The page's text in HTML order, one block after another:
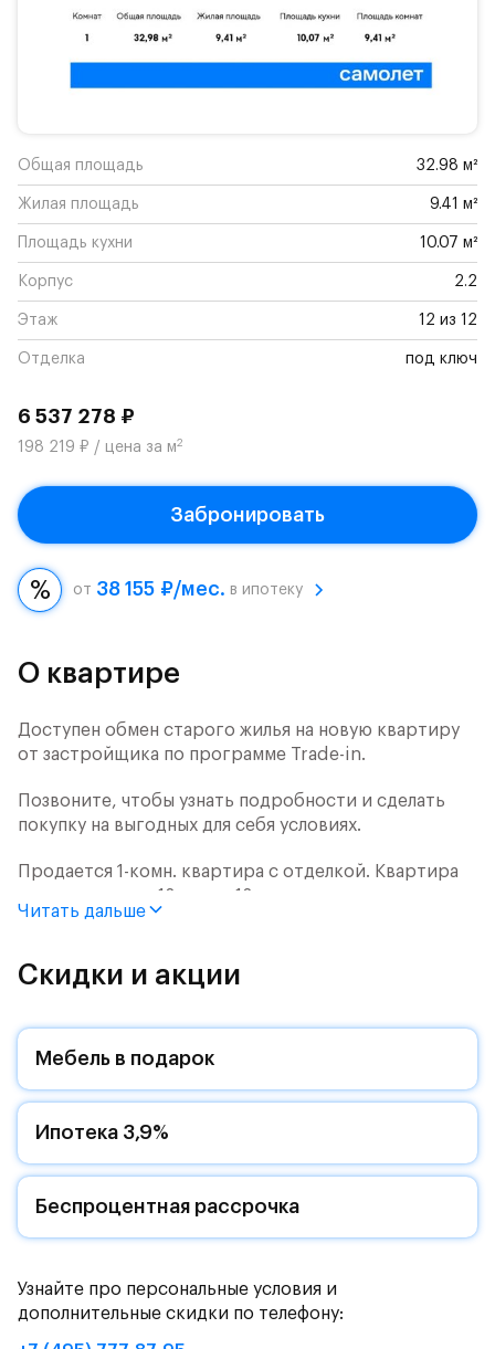
Общая площадь 32.98 м²
Жилая площадь 9.41 м²
Площадь кухни 10.07 м²
Корпус 2.2
Этаж 12 из 12
Отделка под ключ
6 537 278 ₽
198 219 ₽ / цена за м2
Забронировать
от 38 155 ₽/мес. в ипотеку
О квартире
Доступен обмен старого жилья на новую квартиру
от застройщика по программе Trade-in.
Позвоните, чтобы узнать подробности и сделать
покупку на выгодных для себя условиях.
Продается 1-комн. квартира с отделкой. Квартира
расположена на 12 этаже 12 этажного монолитного
дома (Корпус 2.2, Секция 6) в ЖК «Пятницкие Луга»
Цена указана с учетом готовой отделки и кухни.
Жилой комплекс в городском округе
Солнечногорск, рядом с Захаринской поймой и
Митинским лесопарком.
Путь до МКАД на автомобиле займет - 15 минут по
Пятницкому шоссе: специально для жителей будет
обустроен собственный выезд на новую магистраль.
Дорога до метро «Пятницкое шоссе» займет 12
минут на автомобиле или полчаса на автобусе -
общественного транспорта.
Комфортные монолитные дома высотой 11-12 этажей
Читать дальше
Скидки и акции
Мебель в подарок
Ипотека 3,9%
Беспроцентная рассрочка
Узнайте про персональные условия и
дополнительные скидки по телефону: